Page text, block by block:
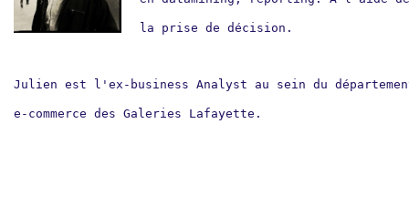
Julien est l'ex-business Analyst au sein du
e-commerce des Galeries Lafayette.